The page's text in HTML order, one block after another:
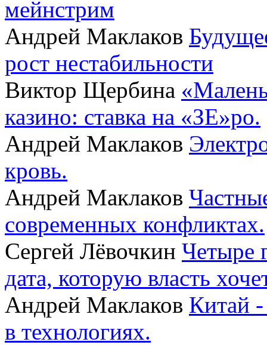
мейнстрим
Андрей Маклаков
рост нестабильности
Виктор Щербина
казино: ставка на «ЗЕ»ро.
Андрей Маклаков
кровь.
Андрей Маклаков
современных конфликтах.
Сергей Лёвочкин Четыре
дата, которую власть
Андрей Маклаков Китай
в технологиях.